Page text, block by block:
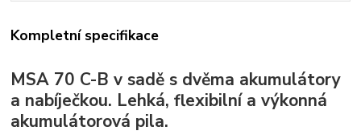
Kompletní specifikace
MSA 70 C-B v sadě s dvěma akumulátory
a nabíječkou. Lehká, flexibilní a výkonná
akumulátorová pila.